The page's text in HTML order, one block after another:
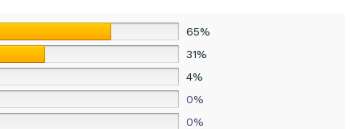
65%
31%
4%
0%
0%